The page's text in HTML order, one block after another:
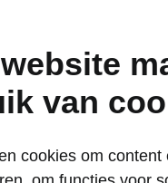
van
cookies om content